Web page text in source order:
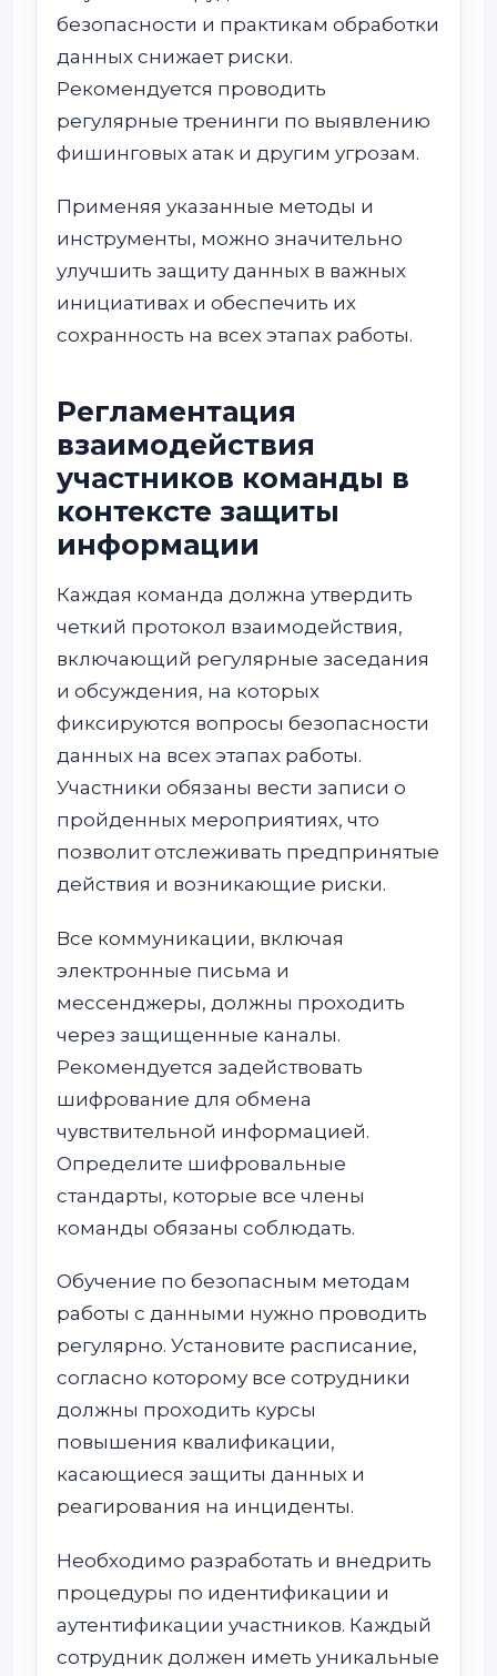
безопасности и практикам обработки
данных снижает риски.
Рекомендуется проводить
регулярные тренинги по выявлению
фишинговых атак и другим угрозам.
Применяя указанные методы и
инструменты, можно значительно
улучшить защиту данных в важных
инициативах и обеспечить их
сохранность на всех этапах работы.
Регламентация
взаимодействия
участников команды в
контексте защиты
информации
Каждая команда должна утвердить
четкий протокол взаимодействия,
включающий регулярные заседания
и обсуждения, на которых
фиксируются вопросы безопасности
данных на всех этапах работы.
Участники обязаны вести записи о
пройденных мероприятиях, что
позволит отслеживать предпринятые
действия и возникающие риски.
Все коммуникации, включая
электронные письма и
мессенджеры, должны проходить
через защищенные каналы.
Рекомендуется задействовать
шифрование для обмена
чувствительной информацией.
Определите шифровальные
стандарты, которые все члены
команды обязаны соблюдать.
Обучение по безопасным методам
работы с данными нужно проводить
регулярно. Установите расписание,
согласно которому все сотрудники
должны проходить курсы
повышения квалификации,
касающиеся защиты данных и
реагирования на инциденты.
Необходимо разработать и внедрить
процедуры по идентификации и
аутентификации участников. Каждый
сотрудник должен иметь уникальные